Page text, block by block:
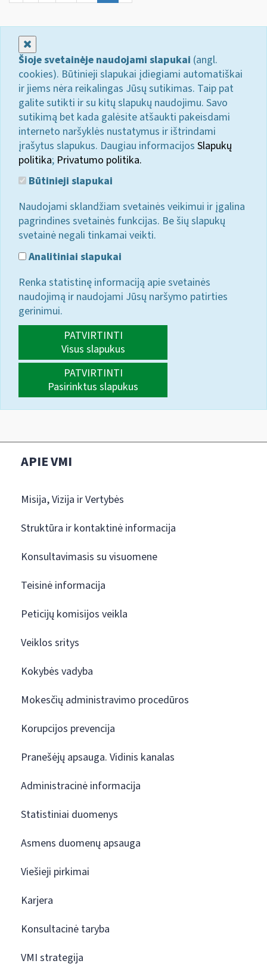
Šioje svetainėje naudojami slapukai (angl.
cookies). Būtinieji slapukai įdiegiami automatiškai
ir jiems nėra reikalingas Jūsų sutikimas. Taip pat
galite sutikti ir su kitų slapukų naudojimu. Savo
sutikimą bet kada galėsite atšaukti pakeisdami
interneto naršyklės nustatymus ir ištrindami
įrašytus slapukus. Daugiau informacijos Slapukų
politika; Privatumo politika.
Būtinieji slapukai
Naudojami sklandžiam svetainės veikimui ir įgalina
pagrindines svetainės funkcijas. Be šių slapukų
svetainė negali tinkamai veikti.
Analitiniai slapukai
Renka statistinę informaciją apie svetainės
naudojimą ir naudojami Jūsų naršymo patirties
gerinimui.
PATVIRTINTI
Visus slapukus
PATVIRTINTI
Pasirinktus slapukus
APIE VMI
Misija, Vizija ir Vertybės
Struktūra ir kontaktinė informacija
Konsultavimasis su visuomene
Teisinė informacija
Peticijų komisijos veikla
Veiklos sritys
Kokybės vadyba
Mokesčių administravimo procedūros
Korupcijos prevencija
Pranešėjų apsauga. Vidinis kanalas
Administracinė informacija
Statistiniai duomenys
Asmens duomenų apsauga
Viešieji pirkimai
Karjera
Konsultacinė taryba
VMI strategija